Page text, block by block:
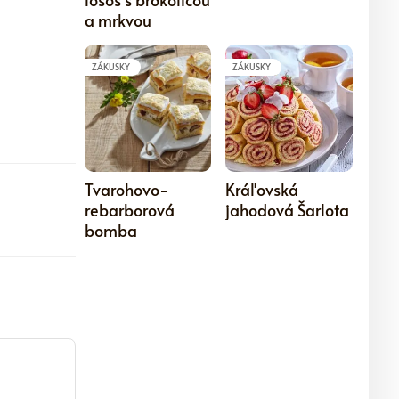
a mrkvou
ZÁKUSKY
5
Tvarohovo-
rebarborová
bomba
ZÁKUSKY
Kráľovská
jahodová Šarlota